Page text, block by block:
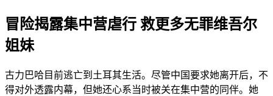
冒险揭露集中营虐行 救更多无罪维吾尔
姐妹
古力巴哈目前逃亡到土耳其生活。尽管中国要求她离开后，不
得对外透露内幕，但她还心系当时被关在集中营的同伴。她